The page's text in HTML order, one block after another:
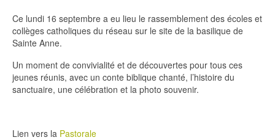
Ce lundi 16 septembre a eu lieu le rassemblement des écoles et
collèges catholiques du réseau sur le site de la basilique de
Sainte Anne.
Un moment de convivialité et de découvertes pour tous ces
jeunes réunis, avec un conte biblique chanté, l’histoire du
sanctuaire, une célébration et la photo souvenir.
Lien vers la Pastorale